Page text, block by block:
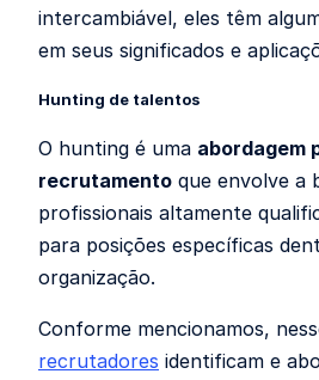
intercambiável, eles têm
em seus significados e
Hunting de talentos
O hunting é uma abordagem
recrutamento que envolve a
profissionais altamente
para posições específicas
organização.
Conforme mencionamos,
recrutadores identificam e